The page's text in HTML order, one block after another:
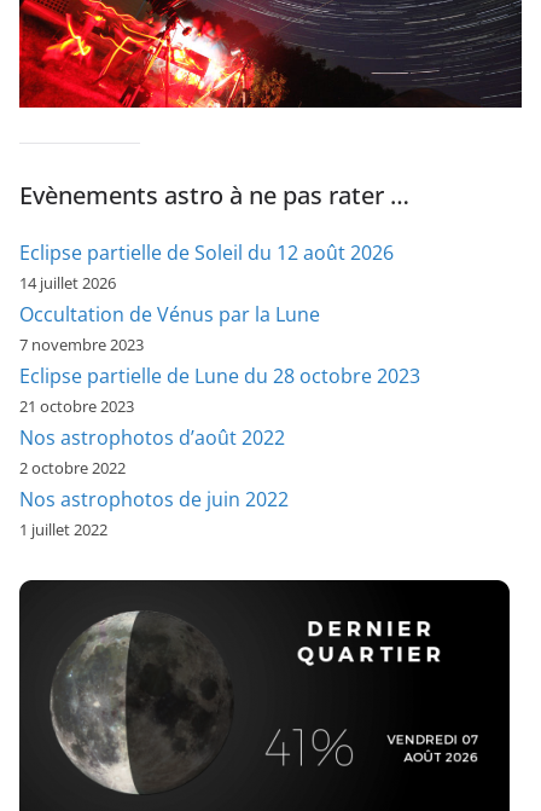
Evènements astro à ne pas rater …
Eclipse partielle de Soleil du 12 août 2026
14 juillet 2026
Occultation de Vénus par la Lune
7 novembre 2023
Eclipse partielle de Lune du 28 octobre 2023
21 octobre 2023
Nos astrophotos d’août 2022
2 octobre 2022
Nos astrophotos de juin 2022
1 juillet 2022